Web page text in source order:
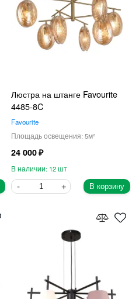
Люстра на штанге Favourite
4485-8C
Favourite
5
24 000
12
В корзину